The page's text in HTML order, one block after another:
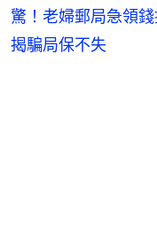
驚！老婦郵局急領
揭騙局保不失